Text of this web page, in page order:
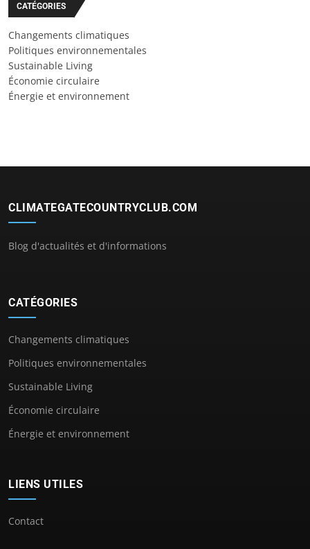
CATÉGORIES
Changements climatiques
Politiques environnementales
Sustainable Living
Économie circulaire
Énergie et environnement
CLIMATEGATECOUNTRYCLUB.COM
Blog d'actualités et d'informations
CATÉGORIES
Changements climatiques
Politiques environnementales
Sustainable Living
Économie circulaire
Énergie et environnement
LIENS UTILES
Contact